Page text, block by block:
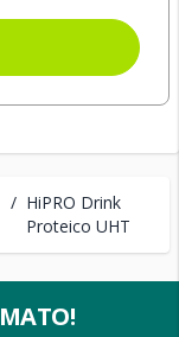
/ HiPRO Drink
Proteico UHT